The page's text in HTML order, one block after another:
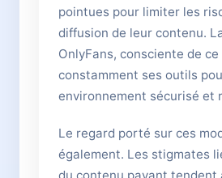
pointues pour limiter les
diffusion de leur contenu.
OnlyFans, consciente de
constamment ses outils
environnement sécurisé et
Le regard porté sur ces
également. Les stigmates